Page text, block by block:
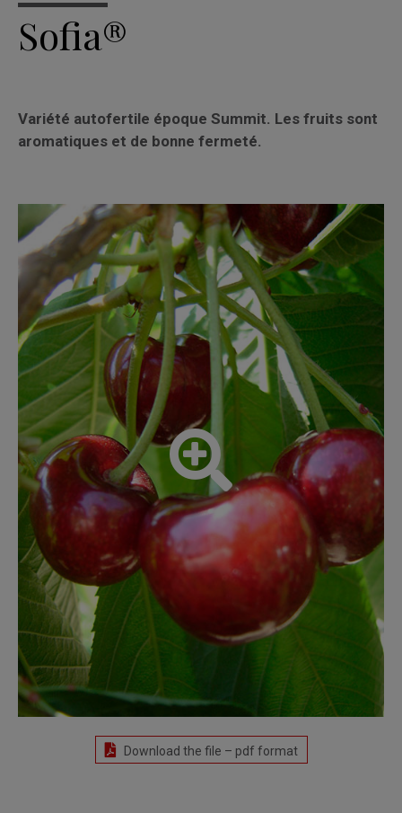
Sofia®
Variété autofertile époque Summit. Les fruits sont
aromatiques et de bonne fermeté.
Download the file – pdf format